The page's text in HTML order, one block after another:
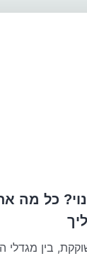
כל מה
בין מגדלי